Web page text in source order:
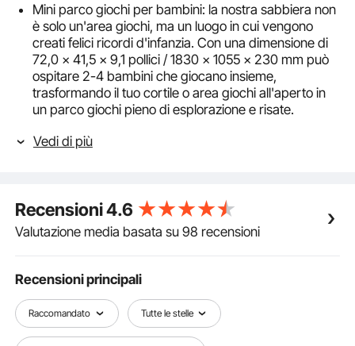
Mini parco giochi per bambini: la nostra sabbiera non
è solo un'area giochi, ma un luogo in cui vengono
creati felici ricordi d'infanzia. Con una dimensione di
72,0 x 41,5 x 9,1 pollici / 1830 x 1055 x 230 mm può
ospitare 2-4 bambini che giocano insieme,
trasformando il tuo cortile o area giochi all'aperto in
un parco giochi pieno di esplorazione e risate.
coperchio include 4 sedili angolari, che consentono ai
stancano possono riposarsi sui sedili. Ogni sedile
supporta fino a 50 kg, fornendo un supporto robusto
e garantendo sicurezza.
facile da montare senza bisogno di attrezzi. Basta
inserire i pannelli nelle fessure, posizionare il
rivestimento e fissare i sedili. Sono incluse chiare
istruzioni di installazione per aiutarti a creare lo spazio
di gioco perfetto per i bambini in pochissimo tempo.
Vedi di più
Recensioni4.6
Valutazione media basata su 98 recensioni
Recensioni principali
Raccomandato Tutte le stelle